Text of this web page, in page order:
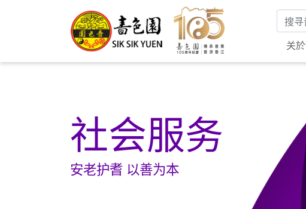
搜寻
关
社会服务
安老护耆 以善为本